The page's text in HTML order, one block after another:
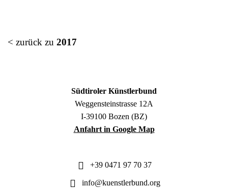
< zurück zu 2017
Südtiroler Künstlerbund
Weggensteinstrasse 12A
I-39100 Bozen (BZ)
Anfahrt in Google Map
+39 0471 97 70 37
info@kuenstlerbund.org